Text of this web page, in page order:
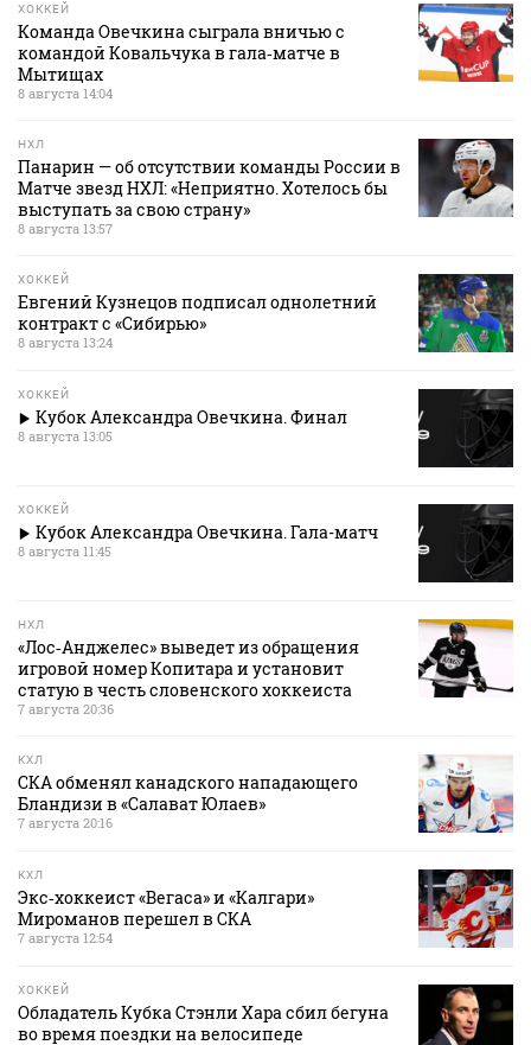
ХОККЕЙ
Команда Овечкина сыграла вничью с
командой Ковальчука в гала‑матче в
Мытищах
8 августа 14:04
НХЛ
Панарин — об отсутствии команды России в
Матче звезд НХЛ: «Неприятно. Хотелось бы
выступать за свою страну»
8 августа 13:57
ХОККЕЙ
Евгений Кузнецов подписал однолетний
контракт с «Сибирью»
8 августа 13:24
ХОККЕЙ
Кубок Александра Овечкина. Финал
8 августа 13:05
ХОККЕЙ
Кубок Александра Овечкина. Гала-матч
8 августа 11:45
НХЛ
«Лос‑Анджелес» выведет из обращения
игровой номер Копитара и установит
статую в честь словенского хоккеиста
7 августа 20:36
КХЛ
СКА обменял канадского нападающего
Бландизи в «Салават Юлаев»
7 августа 20:16
КХЛ
Экс‑хоккеист «Вегаса» и «Калгари»
Мироманов перешел в СКА
7 августа 12:54
ХОККЕЙ
Обладатель Кубка Стэнли Хара сбил бегуна
во время поездки на велосипеде